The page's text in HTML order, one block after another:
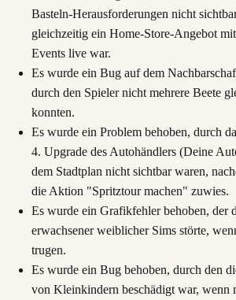
Basteln-Herausforderungen nicht
gleichzeitig ein Home-Store-Angebot
Events live war.
Es wurde ein Bug auf dem
durch den Spieler nicht mehrere Beete
konnten.
Es wurde ein Problem behoben, durch
4. Upgrade des Autohändlers (Deine
dem Stadtplan nicht sichtbar waren,
die Aktion "Spritztour machen" zuwies.
Es wurde ein Grafikfehler behoben, der
erwachsener weiblicher Sims störte,
trugen.
Es wurde ein Bug behoben, durch den
von Kleinkindern beschädigt war, wenn